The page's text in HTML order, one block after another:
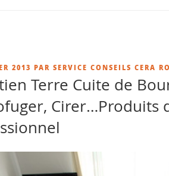
2013 PAR SERVICE CONSEILS CERA
Terre Cuite de
Cirer…Produits